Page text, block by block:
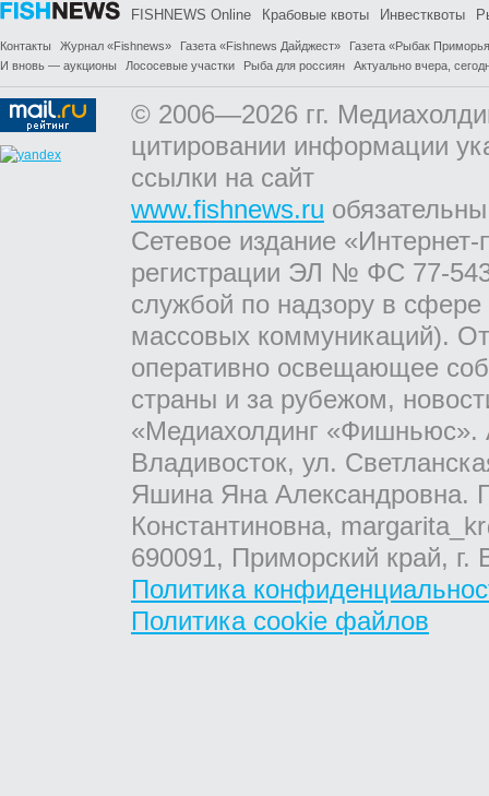
FISHNEWS Online Крабовые квоты Инвестквоты
Контакты Журнал «Fishnews» Газета «Fishnews Дайджест»
Газета «Рыбак
И вновь — аукционы
Лососевые участки Рыба для россиян Актуально вчера,
© 2006—2026 гг.
цитировании информации
ссылки на сайт
www.fishnews.ru
Сетевое издание
регистрации ЭЛ № ФС 77-
службой по надзору в
массовых коммуникаций).
оперативно освещающее
страны и за рубежом,
«Медиахолдинг «Фишньюс».
Владивосток, ул.
Яшина Яна Александровна.
Константиновна,
690091, Приморский край,
Политика
Политика cookie файлов